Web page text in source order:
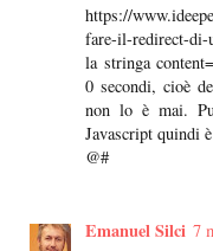
https://
fare-il-redirect-
la stringa
0 secondi, cioè
non lo è mai.
Javascript quindi
@#
Emanuel Silci 7